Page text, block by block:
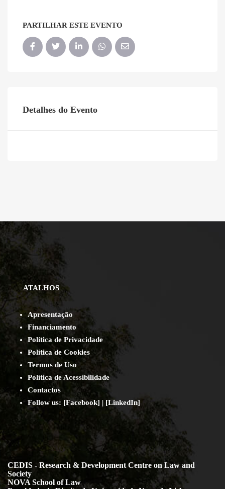
PARTILHAR ESTE EVENTO
Detalhes do Evento
ATALHOS
Apresentação
Financiamento
Política de Privacidade
Política de Cookies
Termos de Uso
Política de Acessibilidade
Contactos
Follow us: [Facebook] | [LinkedIn]
CEDIS - Research & Development Centre on Law and
Society
NOVA School of Law